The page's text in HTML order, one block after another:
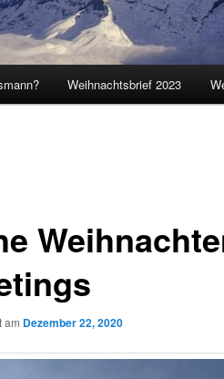
Weihnachtsbrief 2023
am Dezember 22, 2020